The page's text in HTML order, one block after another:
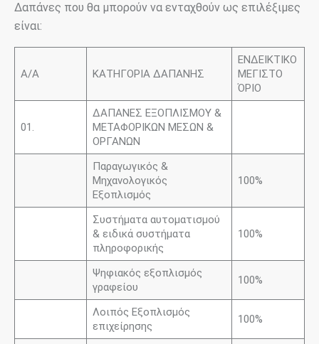
Δαπάνες που θα μπορούν να ενταχθούν ως επιλέξιμες
είναι:
Α/Α ΚΑΤΗΓΟΡΙΑ ΔΑΠΑΝΗΣ
ΕΝΔΕΙΚΤΙΚΟ
ΜΕΓΙΣΤΟ
ΌΡΙΟ
01.
ΔΑΠΑΝΕΣ ΕΞΟΠΛΙΣΜΟΥ &
ΜΕΤΑΦΟΡΙΚΩΝ ΜΕΣΩΝ &
ΟΡΓΑΝΩΝ
Παραγωγικός &
Μηχανολογικός
Εξοπλισμός
100%
Συστήματα αυτοματισμού
& ειδικά συστήματα
πληροφορικής
100%
Ψηφιακός εξοπλισμός
γραφείου
100%
Λοιπός Εξοπλισμός
επιχείρησης
100%